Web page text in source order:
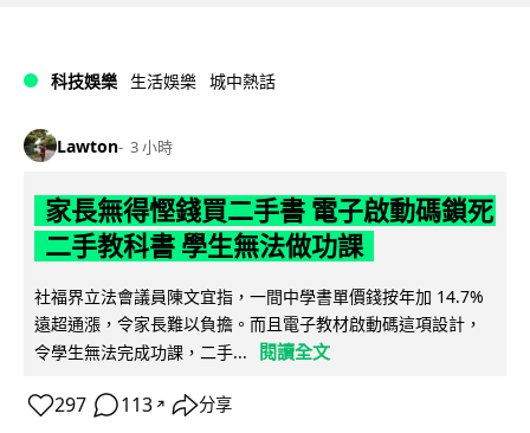
科技娛樂 生活娛樂 城中熱話
Lawton 3 小時
家長無得慳錢買二手書 電子啟動碼鎖死
二手教科書 學生無法做功課
社福界立法會議員陳文宜指，一間中學書單價錢按年加 14.7%
遠超通漲，令家長難以負擔。而且電子教材啟動碼這項設計，
令學生無法完成功課，二手...
閱讀全文
297 113 ↗ 分享